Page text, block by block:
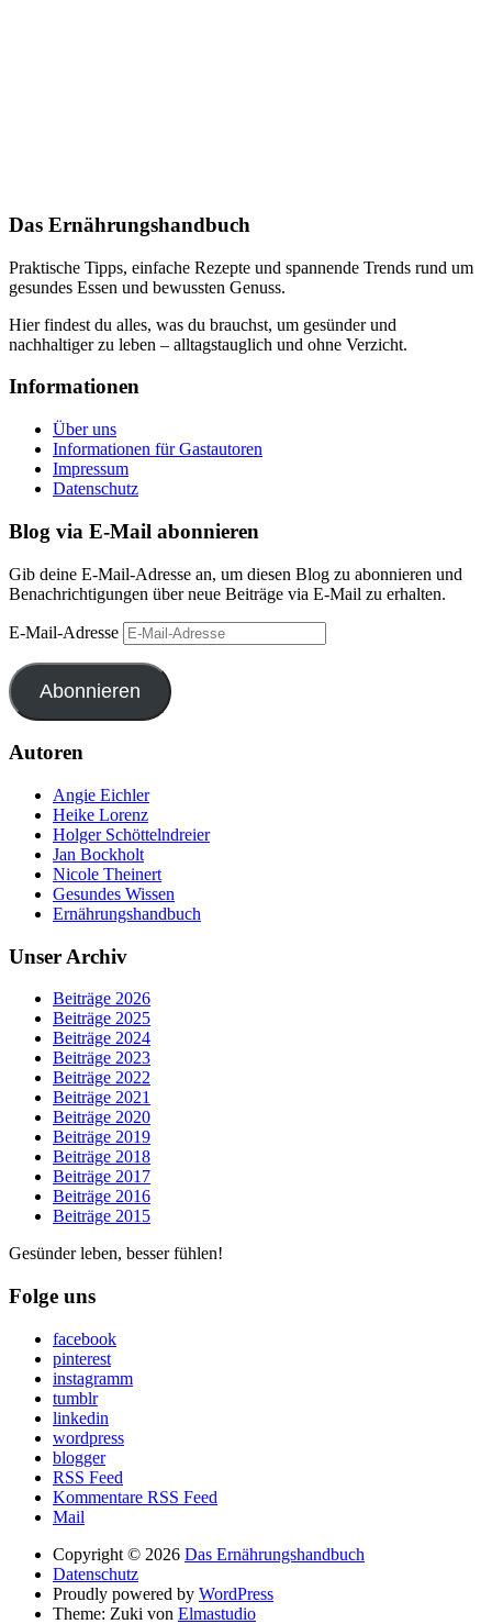
Das Ernährungshandbuch
Praktische Tipps, einfache Rezepte und spannende Trends rund um
gesundes Essen und bewussten Genuss.
Hier findest du alles, was du brauchst, um gesünder und
nachhaltiger zu leben – alltagstauglich und ohne Verzicht.
Informationen
Über uns
Informationen für Gastautoren
Impressum
Datenschutz
Blog via E-Mail abonnieren
Gib deine E-Mail-Adresse an, um diesen Blog zu abonnieren und
Benachrichtigungen über neue Beiträge via E-Mail zu erhalten.
E-Mail-Adresse
Abonnieren
Autoren
Angie Eichler
Heike Lorenz
Holger Schöttelndreier
Jan Bockholt
Nicole Theinert
Gesundes Wissen
Ernährungshandbuch
Unser Archiv
Beiträge 2026
Beiträge 2025
Beiträge 2024
Beiträge 2023
Beiträge 2022
Beiträge 2021
Beiträge 2020
Beiträge 2019
Beiträge 2018
Beiträge 2017
Beiträge 2016
Beiträge 2015
Gesünder leben, besser fühlen!
Folge uns
facebook
pinterest
instagramm
tumblr
linkedin
wordpress
blogger
RSS Feed
Kommentare RSS Feed
Mail
Copyright © 2026 Das Ernährungshandbuch
Datenschutz
Proudly powered by WordPress
Theme: Zuki von Elmastudio